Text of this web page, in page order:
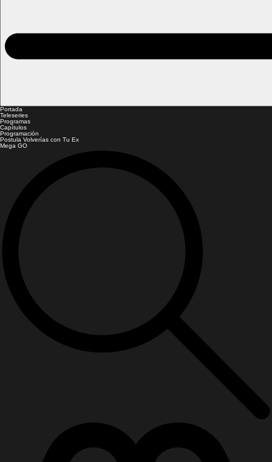
Portada
Teleseries
Programas
Capítulos
Programación
Postula Volverías con Tu Ex
Mega GO